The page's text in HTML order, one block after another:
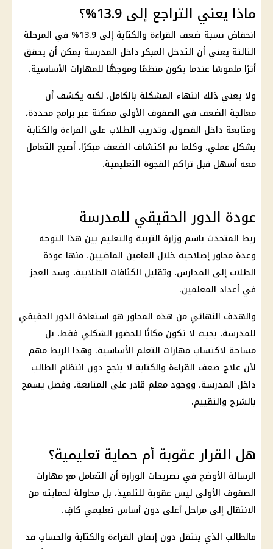
ماذا يعني التراجع إلى 13.9%؟
انخفاض نسبة ضعف القراءة والكتابة إلى 13.9% في المرحلة
الثالثة يعني أن التدخل المبكر داخل المدرسة يمكن أن يحقق
أثرًا ملموسًا عندما يكون منظمًا وموجهًا للمهارات الأساسية.
ولا يعني ذلك انتهاء المشكلة بالكامل، لكنه يكشف أن
معالجة الضعف في الصفوف الأولى ممكنة عبر برامج محددة،
ومتابعة داخل الفصول، وتدريب الطلاب على القراءة والكتابة
بشكل عملي. وكلما تم اكتشاف الضعف مبكرًا، أصبح التعامل
معه أسهل قبل تراكم الفجوة التعليمية.
عودة الدور الحقيقي للمدرسة
ربط المتحدث باسم وزارة التربية والتعليم بين هذا التوجه
وعدة محاور إصلاحية خلال العامين الماضيين، منها عودة
الطلاب إلى المدارس، وتقليل الكثافات الطلابية، وسد العجز
في أعداد المعلمين.
والهدف النهائي من هذه المحاور هو استعادة الدور الحقيقي
للمدرسة، بحيث لا تكون مكانًا للحضور الشكلي فقط، بل
مساحة لاكتساب مهارات التعلم الأساسية. وهذا الربط مهم
لأن علاج ضعف القراءة والكتابة لا ينجح دون انتظام الطالب
داخل المدرسة، ووجود معلم قادر على المتابعة، وفصل يسمح
بالشرح والتقييم.
هل القرار عقوبة أم حماية تعليمية؟
الرسالة الأوضح في تصريحات الوزارة أن التعامل مع مهارات
الصفوف الأولى ليس عقوبة للتلميذ، بل محاولة لحمايته من
الانتقال إلى مراحل أعلى دون أساس تعليمي كافٍ.
فالطالب الذي ينتقل دون إتقان القراءة والكتابة والحساب قد